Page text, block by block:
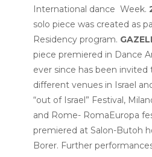
International dance Week.
solo piece was created as
Residency program.
piece premiered in Dance
ever since has been
different venues in Israel
“out of Israel” Festival,
and Rome- RomaEuropa
premiered at Salon-Butoh
Borer. Further